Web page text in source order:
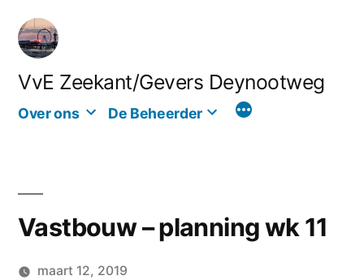
naar
inhoud
VvE Zeekant/Gevers Deynootweg
Over ons De Beheerder
Vastbouw – planning wk 11
maart 12, 2019